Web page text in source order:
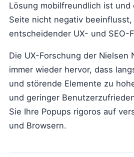
Lösung mobilfreundlich ist und
Seite nicht negativ beeinflusst,
entscheidender UX- und SEO-
Die UX-Forschung der Nielsen
immer wieder hervor, dass
und störende Elemente zu
und geringer
Sie Ihre Popups rigoros auf
und Browsern.